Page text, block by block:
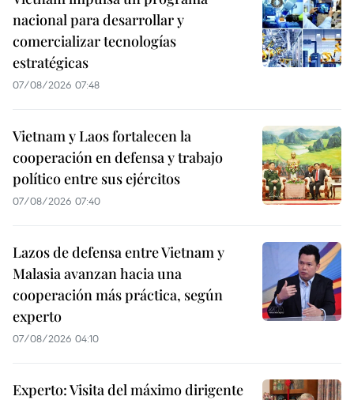
nacional para desarrollar y
comercializar tecnologías
estratégicas
07/08/2026 07:48
Vietnam y Laos fortalecen la
cooperación en defensa y trabajo
político entre sus ejércitos
07/08/2026 07:40
Lazos de defensa entre Vietnam y
Malasia avanzan hacia una
cooperación más práctica, según
experto
07/08/2026 04:10
Experto: Visita del máximo dirigente